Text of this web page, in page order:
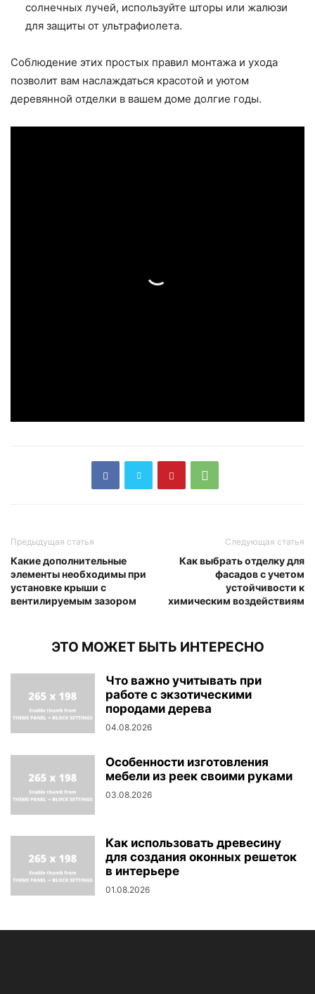
солнечных лучей, используйте шторы или жалюзи
для защиты от ультрафиолета.
Соблюдение этих простых правил монтажа и ухода
позволит вам наслаждаться красотой и уютом
деревянной отделки в вашем доме долгие годы.
Предыдущая статья
Какие дополнительные
элементы необходимы при
установке крыши с
вентилируемым зазором
Следующая статья
Как выбрать отделку для
фасадов с учетом
устойчивости к
химическим воздействиям
ЭТО МОЖЕТ БЫТЬ ИНТЕРЕСНО
Что важно учитывать при
работе с экзотическими
породами дерева
04.08.2026
Особенности изготовления
мебели из реек своими руками
03.08.2026
Как использовать древесину
для создания оконных решеток
в интерьере
01.08.2026